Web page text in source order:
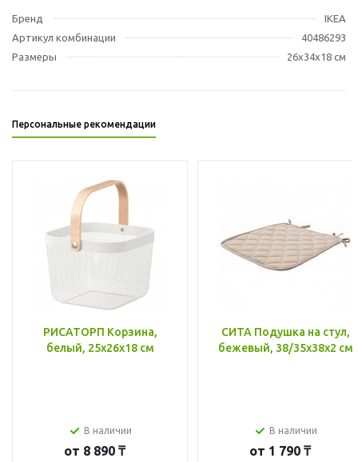
Бренд
IKEA
Артикул комбинации
40486293
Размеры
26x34x18 см
Персональные рекомендации
РИСАТОРП Корзина,
белый, 25x26x18 см
В наличии
от 8 890 ₸
СИТА Подушка на стул,
бежевый, 38/35x38x2 см
В наличии
от 1 790 ₸